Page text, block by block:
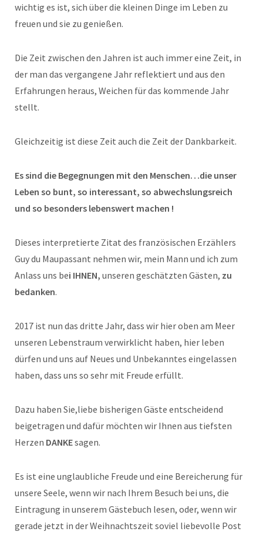
wichtig es ist, sich über die kleinen Dinge im Leben zu
freuen und sie zu genießen.
Die Zeit zwischen den Jahren ist auch immer eine Zeit, in
der man das vergangene Jahr reflektiert und aus den
Erfahrungen heraus, Weichen für das kommende Jahr
stellt.
Gleichzeitig ist diese Zeit auch die Zeit der Dankbarkeit.
Es sind die Begegnungen mit den Menschen…die unser
Leben so bunt, so interessant, so abwechslungsreich
und so besonders lebenswert machen !
Dieses interpretierte Zitat des französischen Erzählers
Guy du Maupassant nehmen wir, mein Mann und ich zum
Anlass uns bei IHNEN, unseren geschätzten Gästen, zu
bedanken.
2017 ist nun das dritte Jahr, dass wir hier oben am Meer
unseren Lebenstraum verwirklicht haben, hier leben
dürfen und uns auf Neues und Unbekanntes eingelassen
haben, dass uns so sehr mit Freude erfüllt.
Dazu haben Sie,liebe bisherigen Gäste entscheidend
beigetragen und dafür möchten wir Ihnen aus tiefsten
Herzen DANKEsagen.
Es ist eine unglaubliche Freude und eine Bereicherung für
unsere Seele, wenn wir nach Ihrem Besuch bei uns, die
Eintragung in unserem Gästebuch lesen, oder, wenn wir
gerade jetzt in der Weihnachtszeit soviel liebevolle Post